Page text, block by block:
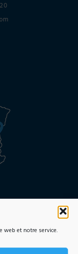
web et notre service.